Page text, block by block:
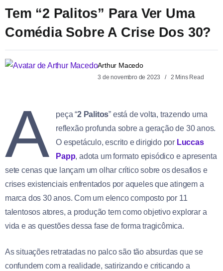
Tem “2 Palitos” Para Ver Uma
Comédia Sobre A Crise Dos 30?
Arthur Macedo
3 de novembro de 2023 2 Mins Read
A peça “2 Palitos” está de volta, trazendo uma
reflexão profunda sobre a geração de 30 anos.
O espetáculo, escrito e dirigido por Luccas
Papp, adota um formato episódico e apresenta
sete cenas que lançam um olhar crítico sobre os desafios e
crises existenciais enfrentados por aqueles que atingem a
marca dos 30 anos. Com um elenco composto por 11
talentosos atores, a produção tem como objetivo explorar a
vida e as questões dessa fase de forma tragicômica.
As situações retratadas no palco são tão absurdas que se
confundem com a realidade, satirizando e criticando a